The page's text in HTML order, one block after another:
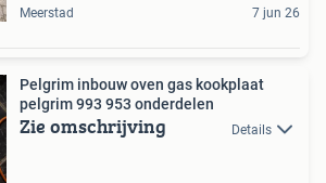
Meerstad 7 jun 26
Pelgrim inbouw oven gas kookplaat
pelgrim 993 953 onderdelen
Zie omschrijving Details